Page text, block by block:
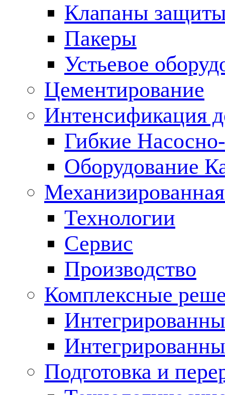
Клапаны
Пакеры
Устьевое
Цементирование
Интенсификация
Гибкие
Оборудование
Технологии
Сервис
Производство
Комплексные
Подготовка и